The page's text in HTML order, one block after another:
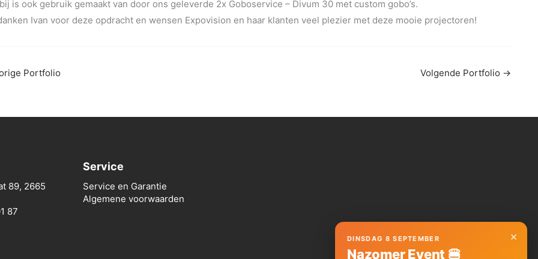
is ook gebruik gemaakt van door ons geleverde 2x Goboservice – Divum 30 met custom gobo’s.
Ivan voor deze opdracht en wensen Expovision en haar klanten veel plezier met deze mooie projectoren!
Portfolio Volgende Portfolio →
89, 2665
87
Service
Service en Garantie
Algemene voorwaarden
×
DINSDAG 8 SEPTEMBER
Nazomer Event 🍔